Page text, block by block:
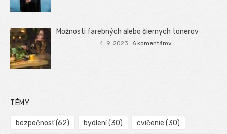
Možnosti farebných alebo čiernych tonerov
4. 9. 2023 6 komentárov
TÉMY
bezpečnosť(62) bydlení(30) cvičenie (30)